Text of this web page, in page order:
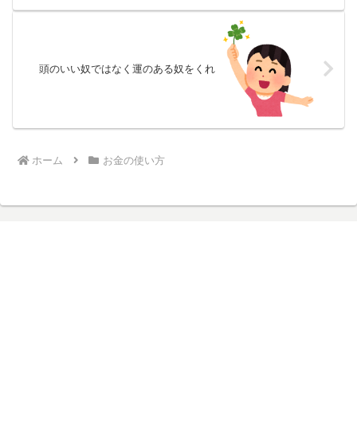
頭のいい奴ではなく運のある奴をくれ
ホーム お金の使い方